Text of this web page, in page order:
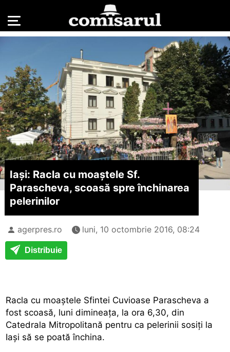
Iași: Racla cu moaștele Sf.
Parascheva, scoasă spre închinarea
pelerinilor
agerpres.ro luni, 10 octombrie 2016, 08:24
Distribuie
Racla cu moaștele Sfintei Cuvioase Parascheva a
fost scoasă, luni dimineața, la ora 6,30, din
Catedrala Mitropolitană pentru ca pelerinii sosiți la
Iași să se poată închina.